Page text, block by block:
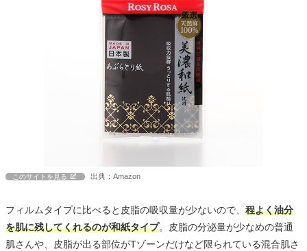
このサイトを見る 出典：Amazon
フィルムタイプに比べると皮脂の吸収量が少ないので、 程よく油分
を肌に残してくれるのが和紙タイプ。皮脂の分泌量が少なめの普通
肌さんや、皮脂が出る部位がTゾーンだけなど限られている混合肌さ